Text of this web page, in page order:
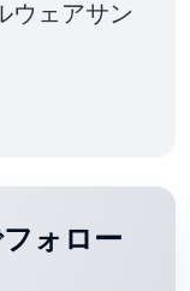
ウェアサン
ォロー